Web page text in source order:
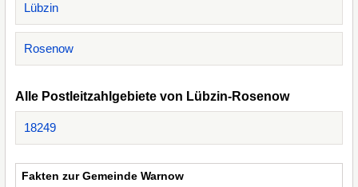
Lübzin
Rosenow
Alle Postleitzahlgebiete von Lübzin-Rosenow
18249
Fakten zur Gemeinde Warnow